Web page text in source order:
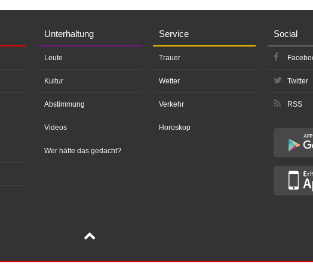
Unterhaltung
Leute
Kultur
Abstimmung
Videos
Wer hätte das gedacht?
Service
Trauer
Wetter
Verkehr
Horoskop
Social
Twitter
RSS